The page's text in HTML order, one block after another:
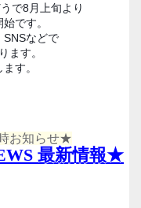
で8月上旬より
です。
SNSなどで
ます。
す。
お知らせ★
最新情報★